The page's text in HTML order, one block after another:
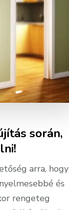
során,
arra, hogy
és
rengeteg